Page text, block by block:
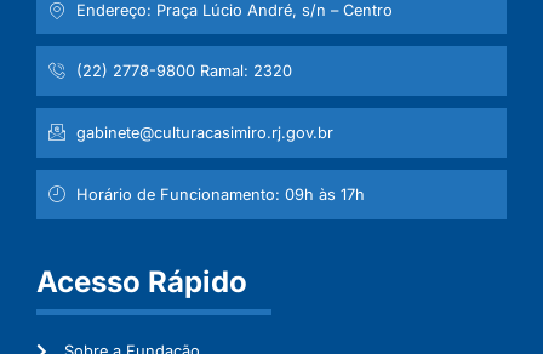
Endereço: Praça Lúcio André, s/n – Centro
(22) 2778-9800 Ramal: 2320
gabinete@culturacasimiro.rj.gov.br
Horário de Funcionamento: 09h às 17h
Acesso Rápido